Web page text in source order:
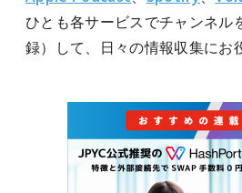
ひとも各サービスでチャンネル
録）して、日々の情報収集にお